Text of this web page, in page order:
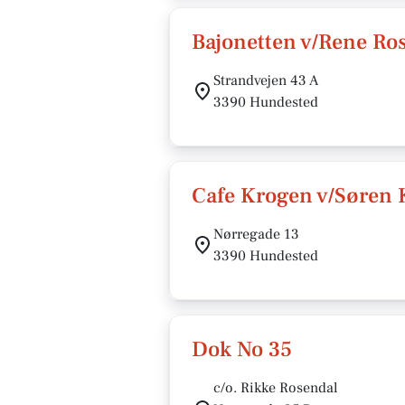
Bajonetten v/Rene
Strandvejen 43 A
3390 Hundested
Cafe Krogen v/Søren
Nørregade 13
3390 Hundested
Dok No 35
c/o. Rikke Rosendal